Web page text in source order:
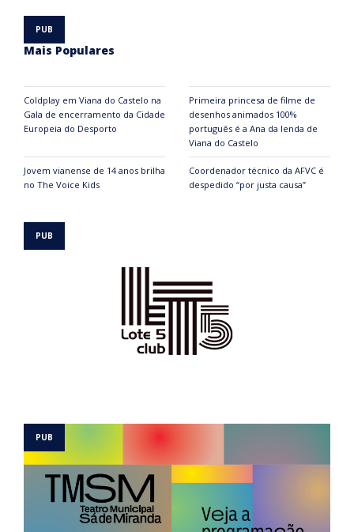
Mais Populares
Coldplay em Viana do Castelo na
Gala de encerramento da Cidade
Europeia do Desporto
Primeira princesa de filme de
desenhos animados 100%
português é a Ana da lenda de
Viana do Castelo
Jovem vianense de 14 anos brilha
no The Voice Kids
Coordenador técnico da AFVC é
despedido “por justa causa”